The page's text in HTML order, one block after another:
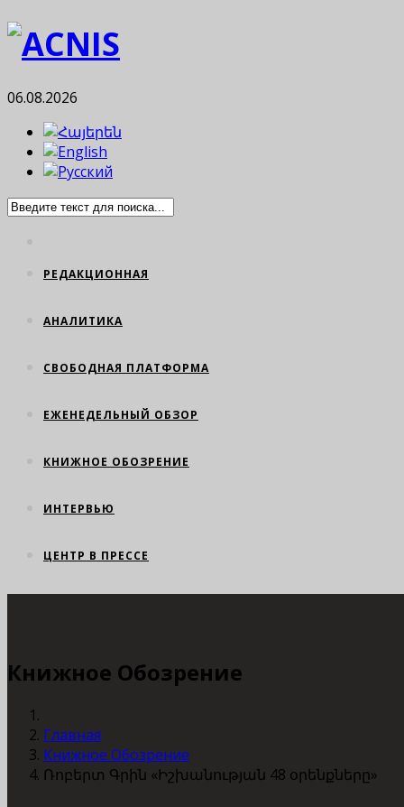
06.08.2026
РЕДАКЦИОННАЯ
АНАЛИТИКА
СВОБОДНАЯ ПЛАТФОРМА
ЕЖЕНЕДЕЛЬНЫЙ ОБЗОР
КНИЖНОЕ ОБОЗРЕНИЕ
ИНТЕРВЬЮ
ЦЕНТР В ПРЕССЕ
Книжное Обозрение
Главная
Книжное Обозрение
Ռոբերտ Գրին «Իշխանության 48 օրենքները»